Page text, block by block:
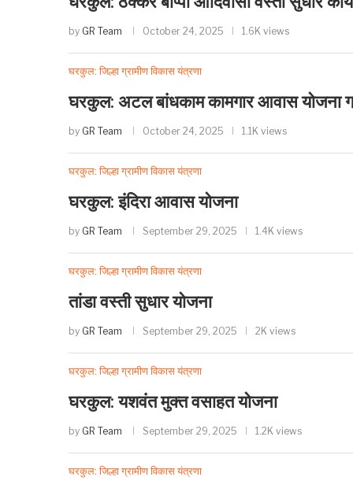
by GR Team October 24, 2025 1.6K views
घरकुल: जिल्हा ग्रामीण विकास यंत्रणा
घरकुल: अटल बांधकाम कामगार आवास योजना
by GR Team October 24, 2025 1.1K views
घरकुल: जिल्हा ग्रामीण विकास यंत्रणा
घरकुल: इंदिरा आवास योजना
by GR Team September 29, 2025 1.4K views
घरकुल: जिल्हा ग्रामीण विकास यंत्रणा
तांडा वस्ती सुधार योजना
by GR Team September 29, 2025 2K views
घरकुल: जिल्हा ग्रामीण विकास यंत्रणा
घरकुल: यशवंत मुक्त वसाहत योजना
by GR Team September 29, 2025 1.2K views
घरकुल: जिल्हा ग्रामीण विकास यंत्रणा